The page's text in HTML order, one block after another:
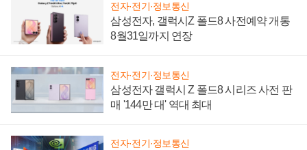
전자·전기·정보통신
삼성전자, 갤럭시Z 폴드8 사전예약 개통
8월31일까지 연장
전자·전기·정보통신
삼성전자 갤럭시 Z 폴드8 시리즈 사전 판
매 '144만 대' 역대 최대
전자·전기·정보통신